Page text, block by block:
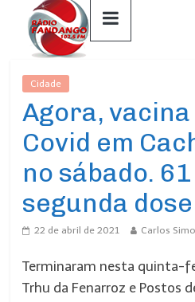
Cidade
Agora,
Covid em
no sábado.
segunda dose
22 de abril de 2021 Carlos
Terminaram nesta quinta-
Trhu da Fenarroz e Postos